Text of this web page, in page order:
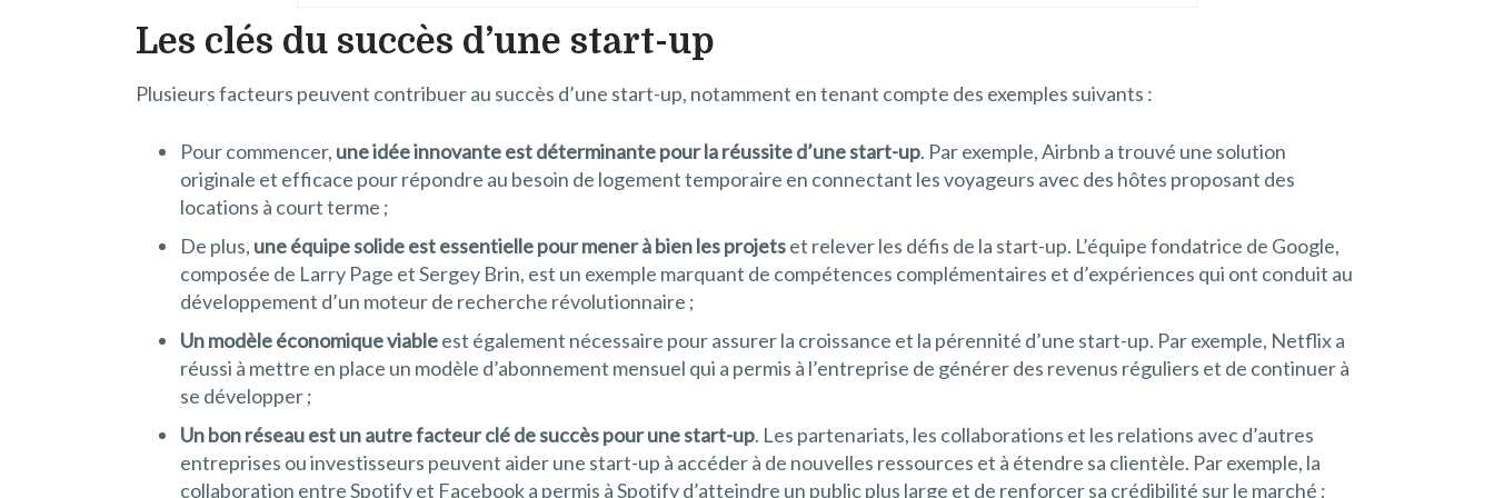
Les clés du succès d’une start-up
Plusieurs facteurs peuvent contribuer au succès d’une start-up, notamment en tenant compte des exemples suivants :
Pour commencer, une idée innovante est déterminante pour la réussite d’une start-up. Par exemple, Airbnb a trouvé une solution
originale et efficace pour répondre au besoin de logement temporaire en connectant les voyageurs avec des hôtes proposant des
locations à court terme ;
De plus, une équipe solide est essentielle pour mener à bien les projetset relever les défis de la start-up. L’équipe fondatrice de Google,
composée de Larry Page et Sergey Brin, est un exemple marquant de compétences complémentaires et d’expériences qui ont conduit au
développement d’un moteur de recherche révolutionnaire ;
Un modèle économique viableest également nécessaire pour assurer la croissance et la pérennité d’une start-up. Par exemple, Netflix a
réussi à mettre en place un modèle d’abonnement mensuel qui a permis à l’entreprise de générer des revenus réguliers et de continuer à
se développer ;
Un bon réseau est un autre facteur clé de succès pour une start-up. Les partenariats, les collaborations et les relations avec d’autres
entreprises ou investisseurs peuvent aider une start-up à accéder à de nouvelles ressources et à étendre sa clientèle. Par exemple, la
collaboration entre Spotify et Facebook a permis à Spotify d’atteindre un public plus large et de renforcer sa crédibilité sur le marché ;